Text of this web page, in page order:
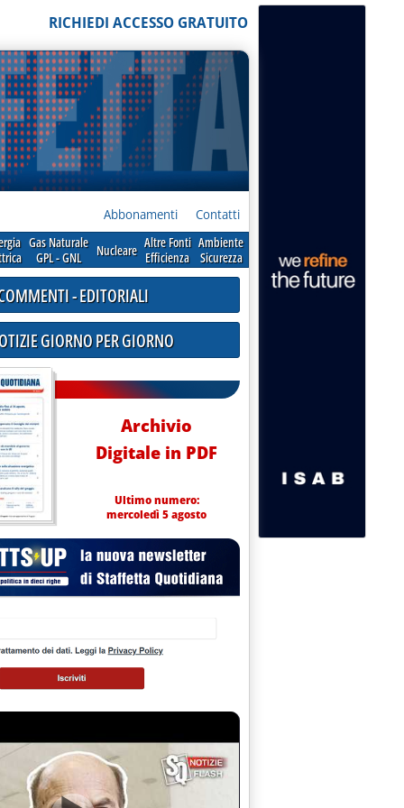
RICHIEDI ACCESSO GRATUITO
Abbonamenti Contatti
Gas Naturale
GPL - GNL
Nucleare Altre Fonti
Efficienza
Ambiente
Sicurezza
- EDITORIALI
GIORNO PER GIORNO
Archivio
Digitale in PDF
Ultimo numero:
mercoledì 5 agosto